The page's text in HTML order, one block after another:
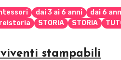
dai 3 ai 6 anni
dai 6
STORIA STORIA
stampabili